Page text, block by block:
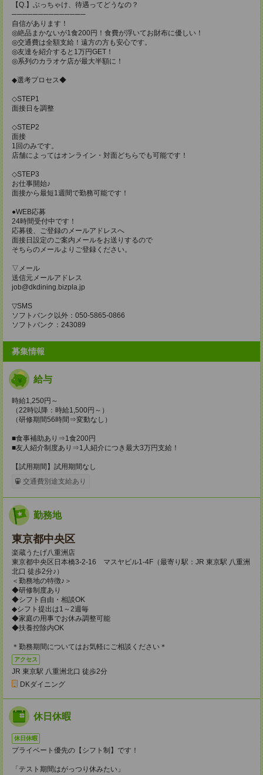
【Q.】ぶっちゃけ、待遇ってどうなの？
──────────────
自信があります！
◎絶品まかないが1食200円！食費が浮いてお財布に優しい！
◎交通費は全額支給！遠方の方も安心です。
◎友達を紹介すると1万円GET！
◎系列のカラオケ店が最大半額に！
◆選考プロセス◆
◇STEP1
面接日を調整
◇STEP2
面接
1回のみです。
店舗によってはオンライン・対面どちらでも可能です！
◇STEP3
お仕事開始♪
面接から最短1週間で勤務可能です！
●WEB応募
24時間受付中です！
応募後、ご登録のメールアドレスへ
面接日設定のご案内メールをお送りするので
そちらのメールよりご登録ください。
▽メール
送信元メールアドレス
job@dkdining.bizpla.jp
▽SMS
ソフトバンク以外：050-5865-0866
ソフトバンク：243089
募集情報
給与
時給1,250円～
（22時以降：時給1,500円～）
（研修期間56時間⇒変動なし）
■食事補助あり⇒1食200円
■友人紹介制度あり⇒1人紹介につき最大3万円支給！
【試用期間】試用期間なし
交通費別途支給あり
勤務地
東京都中央区
楽蔵うたげ八重洲店
東京都中央区日本橋3-2-16 マスヤビル1-4F（最寄り駅：JR 東京駅 八重洲
北口 徒歩2分♪）
＜勤務地の特徴♪＞
◆研修制度あり
◆シフト自由・相談OK
◆シフト提出は1～2週毎
◆家庭の用事でお休み調整可能
◆扶養控除内OK
＊勤務期間についてはお気軽にご相談ください＊
アクセス
JR 東京駅 八重洲北口 徒歩2分
DKダイニング
休日休暇
休日休暇
プライベート優先の【シフト制】です！
「テスト期間はがっつり休みたい」